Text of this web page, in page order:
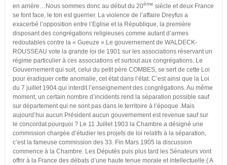
en arrière…Nous sommes donc au début du 20ème siècle et deux France
se font face, le ton est guerrier. La violence de l’affaire Dreyfus a
exacerbé l’opposition entre l’Eglise et la République, la première
disposant des congrégations religieuses comme autant d’armes
redoutables contre la « Gueuze ».Le gouvernement de WALDECK-
ROUSSEAU vote la grande loi de 1901 sur les associations réservant un
régime particulier à ces associations et surtout aux congrégations. Le
Gouvernement qui suit, celui du petit père COMBES, se sert de cette Loi
pour éradiquer cette anomalie, cet état dans l’état. C’est ainsi que la Loi
du 7 juillet 1904 qui interdit l’enseignement des congrégations. Au même
moment, un certain nombre d’incidents rend la séparation possible sauf
sur département qui ne sont pas dans le territoire à l’époque .Mais
aujourd’hui aucun Président aucun gouvernement est revenue sauf sur
le concordat pourquoi ? Le 11 Juillet 1903 la Chambre a désigné une
commission chargée d’étudier les projets de loi relatifs à la séparation,
c’est la fameuse commission des 33. Fin Mars 1905 la discussion
commence à la Chambre. Les Députés puis plus tard les Sénateurs vont
offrir à la France des débats d’une haute tenue morale et intellectuelle.( A